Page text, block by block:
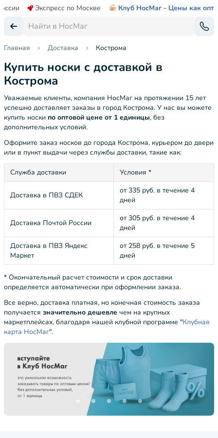
Экспресс по Москве Клуб НосМаг - Цены как опт
Главная Доставка Кострома
Купить носки с доставкой в
Кострома
Уважаемые клиенты, компания НосМаг на протяжении 15 лет
успешно доставляет заказы в город Кострома. У нас вы можете
купить носки по оптовой цене от 1 единицы, без
дополнительных условий.
Оформите заказ носков до города Кострома, курьером до двери
или в пункт выдачи через службы доставки, такие как:
Служба доставки Условия *
Доставка в ПВЗ СДЕК
от 335 руб. в течение 4
дней
Доставка Почтой России
от 305 руб. в течение 4
дней
Доставка в ПВЗ Яндекс
Маркет
от 258 руб. в течение 5
дней
* Окончательный расчет стоимости и срок доставки
определяется автоматически при оформлении заказа.
Все верно, доставка платная, но конечная стоимость заказа
получается значительно дешевле чем на крупных
маркетплейсах, благодаря нашей клубной программе "Клубная
карта НосМаг".